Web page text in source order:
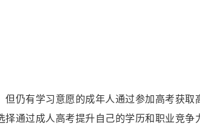
仍有学习意愿的成年人通过参加高考获取
通过成人高考提升自己的学历和职业竞争